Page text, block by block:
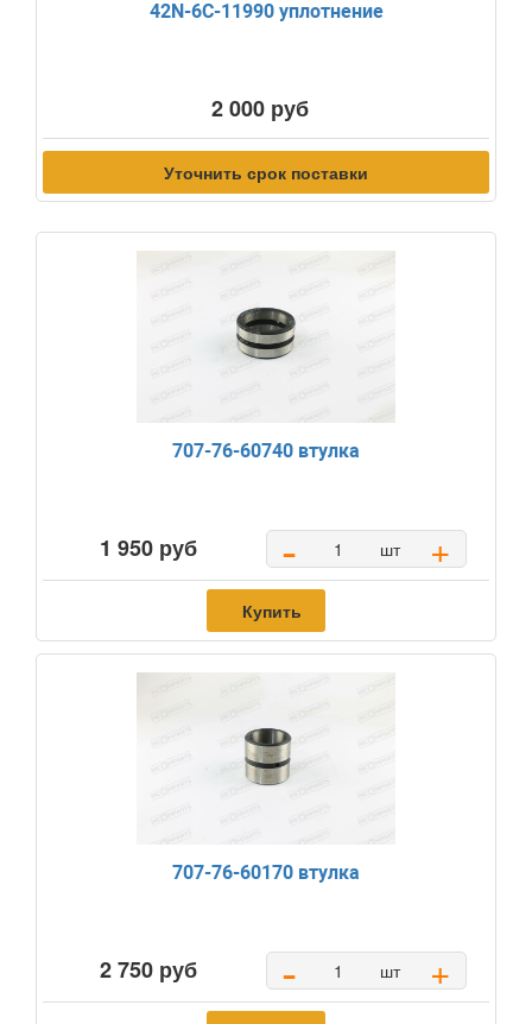
42N-6C-11990 уплотнение
2 000 руб
Уточнить срок поставки
707-76-60740 втулка
1 950 руб - шт +
Купить
707-76-60170 втулка
2 750 руб - шт +